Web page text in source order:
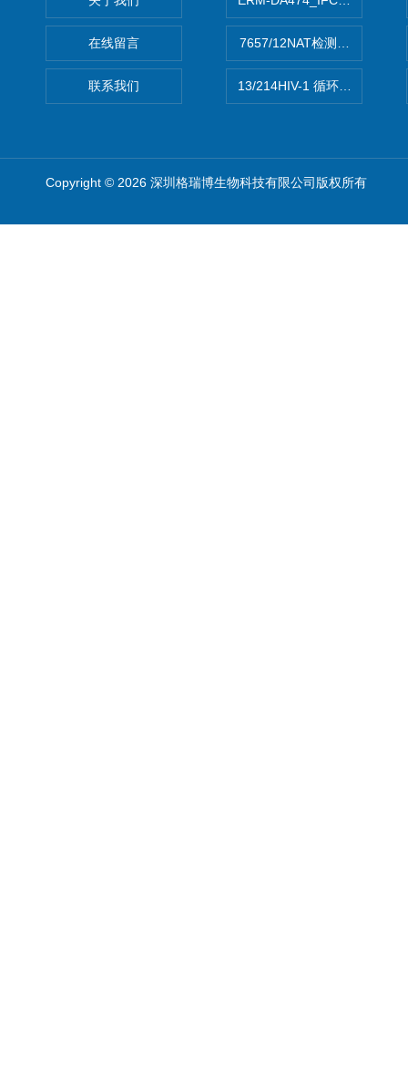
在线留言
联系我们
7657/12NAT检测的D型肝炎
13/214HIV-1 循环重组形式
Copyright © 2026 深圳格瑞博生物科技有限公司版权所有